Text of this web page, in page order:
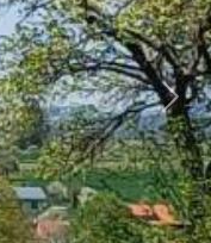
Další